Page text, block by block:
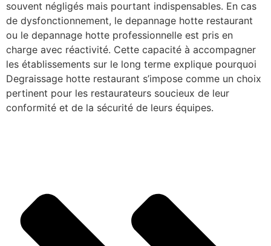
souvent négligés mais pourtant indispensables. En cas
de dysfonctionnement, le depannage hotte restaurant
ou le depannage hotte professionnelle est pris en
charge avec réactivité. Cette capacité à accompagner
les établissements sur le long terme explique pourquoi
Degraissage hotte restaurant s’impose comme un choix
pertinent pour les restaurateurs soucieux de leur
conformité et de la sécurité de leurs équipes.